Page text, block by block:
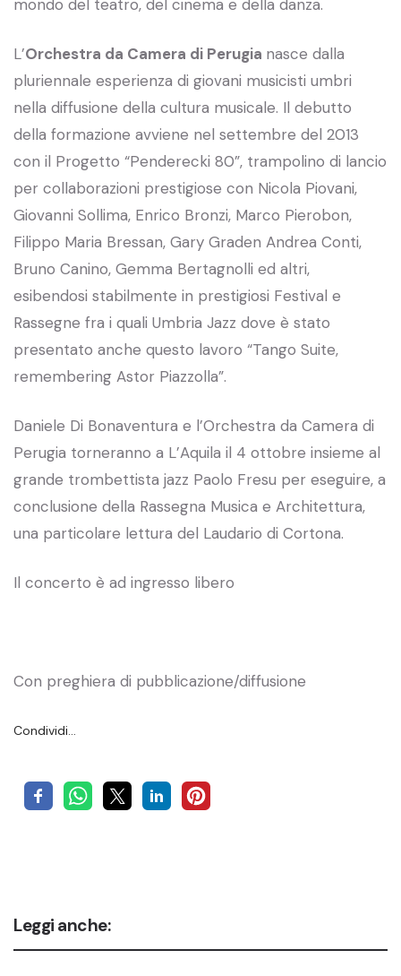
mondo del teatro, del cinema e della danza.
L’Orchestra da Camera di Perugia nasce dalla
pluriennale esperienza di giovani musicisti umbri
nella diffusione della cultura musicale. Il debutto
della formazione avviene nel settembre del 2013
con il Progetto “Penderecki 80”, trampolino di lancio
per collaborazioni prestigiose con Nicola Piovani,
Giovanni Sollima, Enrico Bronzi, Marco Pierobon,
Filippo Maria Bressan, Gary Graden Andrea Conti,
Bruno Canino, Gemma Bertagnolli ed altri,
esibendosi stabilmente in prestigiosi Festival e
Rassegne fra i quali Umbria Jazz dove è stato
presentato anche questo lavoro “Tango Suite,
remembering Astor Piazzolla”.
Daniele Di Bonaventura e l’Orchestra da Camera di
Perugia torneranno a L’Aquila il 4 ottobre insieme al
grande trombettista jazz Paolo Fresu per eseguire, a
conclusione della Rassegna Musica e Architettura,
una particolare lettura del Laudario di Cortona.
Il concerto è ad ingresso libero
Con preghiera di pubblicazione/diffusione
Condividi…
Leggi anche: